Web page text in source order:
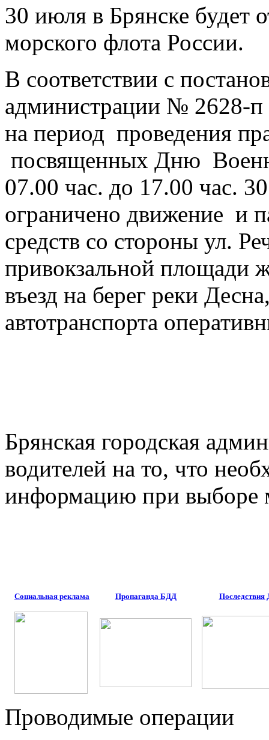
30 июля в Брянске будет
морского флота России.
В соответствии с
администрации № 2628-п
на период проведения
посвященных Дню
07.00 час. до 17.00 час.
ограничено движение и
средств со стороны ул.
привокзальной площади
въезд на берег реки
автотранспорта
Брянская городская
водителей на то, что
информацию при выборе
Социальная реклама Пропаганда БДД
Проводимые операции